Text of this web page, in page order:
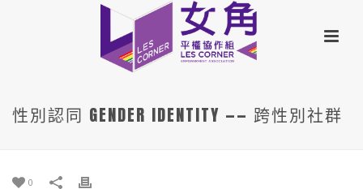
性別認同 GENDER IDENTITY —— 跨性別社群
0